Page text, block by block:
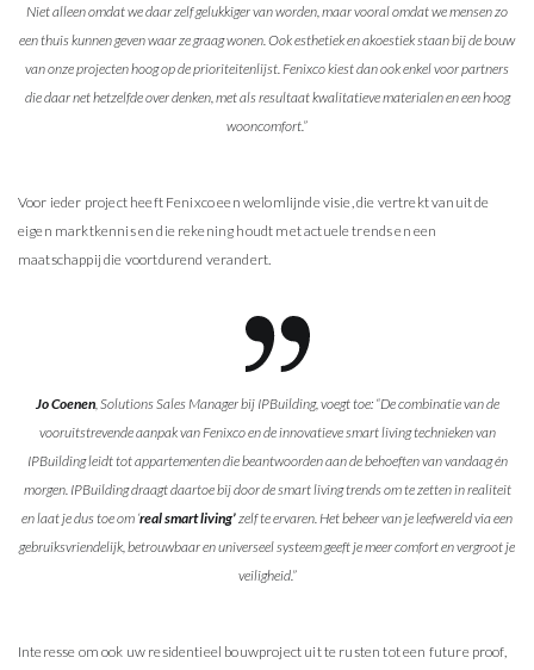
Niet alleen omdat we daar zelf gelukkiger van worden, maar vooral omdat we mensen zo
een thuis kunnen geven waar ze graag wonen. Ook esthetiek en akoestiek staan bij de bouw
van onze projecten hoog op de prioriteitenlijst. Fenixco kiest dan ook enkel voor partners
die daar net hetzelfde over denken, met als resultaat kwalitatieve materialen en een hoog
wooncomfort.”
Voor ieder project heeft Fenixco een welomlijnde visie, die vertrekt vanuit de
eigen marktkennis en die rekening houdt met actuele trends en een
maatschappij die voortdurend verandert.
Jo Coenen, Solutions Sales Manager bij IPBuilding, voegt toe: “De combinatie van de
vooruitstrevende aanpak van Fenixco en de innovatieve smart living technieken van
IPBuilding leidt tot appartementen die beantwoorden aan de behoeften van vandaag én
morgen. IPBuilding draagt daartoe bij door de smart living trends om te zetten in realiteit
en laat je dus toe om ‘real smart living’ zelf te ervaren. Het beheer van je leefwereld via een
gebruiksvriendelijk, betrouwbaar en universeel systeem geeft je meer comfort en vergroot je
veiligheid.”
Interesse om ook uw residentieel bouwproject uit te rusten tot een future proof,